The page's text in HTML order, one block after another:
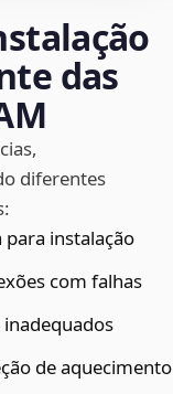
das
diferentes
instalação
com falhas
de aquecimento